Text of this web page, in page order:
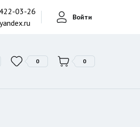
03-26
Войти
0 0
Фонари поисковые
Фонари тактические